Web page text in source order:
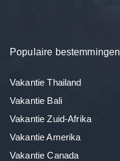
Populaire bestemmingen
Vakantie Thailand
Vakantie Bali
Vakantie Zuid-Afrika
Vakantie Amerika
Vakantie Canada